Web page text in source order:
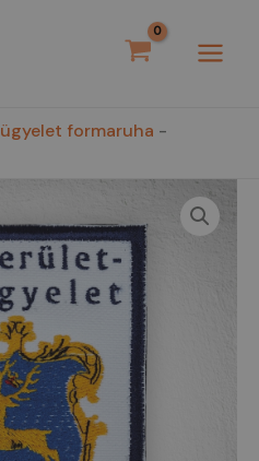
formaruha -